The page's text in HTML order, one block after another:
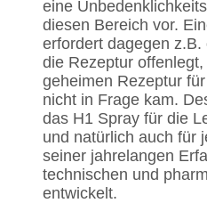
eine
diesen Bereich vor.
erfordert dagegen
die Rezeptur
geheimen Rezeptur
nicht in Frage kam.
das H1 Spray für die
und natürlich auch für
seiner jahrelangen
technischen und
entwickelt.